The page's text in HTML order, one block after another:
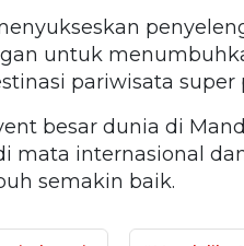
untuk
pariwisata super
besar dunia di
mata internasional
semakin baik.